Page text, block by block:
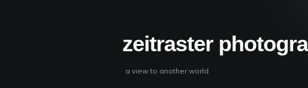
zeitraster
a view to another world